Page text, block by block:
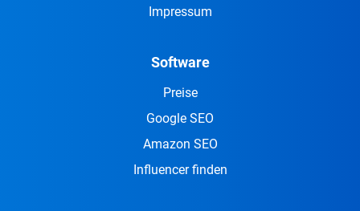
Impressum
Software
Preise
Google SEO
Amazon SEO
Influencer finden